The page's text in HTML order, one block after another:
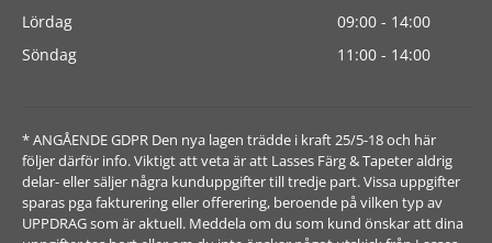
Lördag
09:00 - 14:00
Söndag
11:00 - 14:00
* ANGÅENDE GDPR Den nya lagen trädde i kraft 25/5-18 och här
följer därför info. Viktigt att veta är att Lasses Färg & Tapeter aldrig
delar- eller säljer några kunduppgifter till tredje part. Vissa uppgifter
sparas pga fakturering eller offerering, beroende på vilken typ av
UPPDRAG som är aktuell. Meddela om du som kund önskar att dina